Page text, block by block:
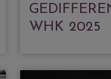
WHK 2025